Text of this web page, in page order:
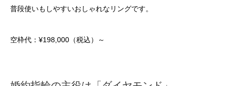
普段使いもしやすいおしゃれなリングです。
空枠代：¥198,000 （税込） ～